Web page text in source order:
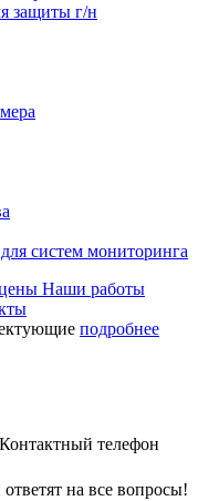
защиты г/н
систем мониторинга
Наши работы
подробнее
Контактный телефон
на все вопросы!